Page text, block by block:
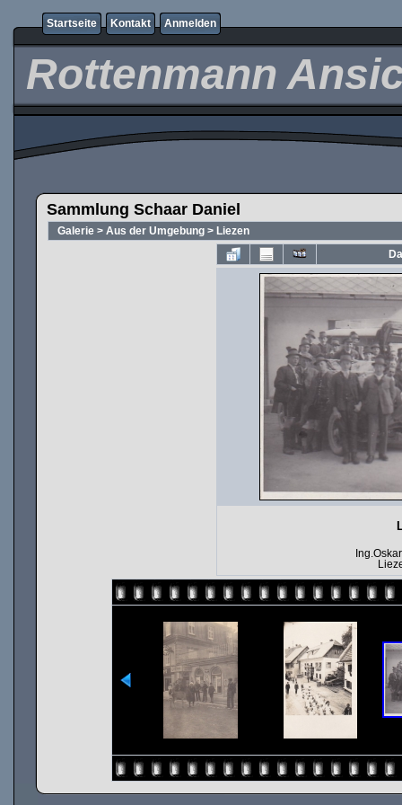
Startseite Kontakt Anmelden
Rottenmann
Sammlung Schaar Daniel
Galerie > Aus der Umgebung > Liezen